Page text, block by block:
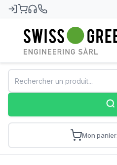
Swiss-Green
Mon panier